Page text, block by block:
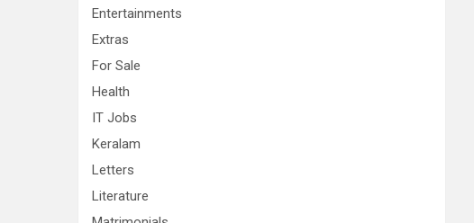
Entertainments
Extras
For Sale
Health
IT Jobs
Keralam
Letters
Literature